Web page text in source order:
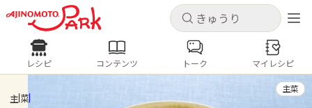
キャンセル
ログインするとレシピを保存できます
新規登録
キャンセル
レシピ コンテンツ
レシピ コンテンツ トーク マイレシピ
主菜
主菜